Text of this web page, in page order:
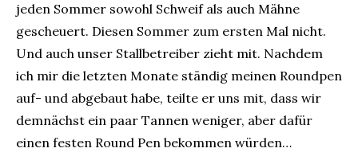
jeden Sommer sowohl Schweif als auch Mähne
gescheuert. Diesen Sommer zum ersten Mal nicht.
Und auch unser Stallbetreiber zieht mit. Nachdem
ich mir die letzten Monate ständig meinen Roundpen
auf- und abgebaut habe, teilte er uns mit, dass wir
demnächst ein paar Tannen weniger, aber dafür
einen festen Round Pen bekommen würden…